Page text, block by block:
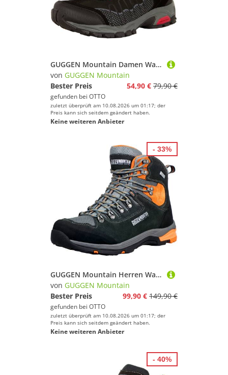
GUGGEN Mountain Damen Wanderschuh T002 Damenwanderschuh Trekkingschuhe Outdoorschuhe Outdoorschuh Wasserabweisend, Verstärkte Schuhspitze, Softshell und Leder Mix
von GUGGEN Mountain
Bester Preis
54,90 € 79,90 €
gefunden bei OTTO
zuletzt überprüft am 10.08.2026 um 01:17; der
Preis kann sich seitdem geändert haben.
Keine weiteren Anbieter
GUGGEN Mountain Herren Wanderstiefel Wanderschuh PM026 Herrenwanderschuh Wanderschuh Wasserabweisend Verstärkte Schuhspitze Bergschuhe Leder
von GUGGEN Mountain
Bester Preis
99,90 € 149,90 €
gefunden bei OTTO
zuletzt überprüft am 10.08.2026 um 01:17; der
Preis kann sich seitdem geändert haben.
Keine weiteren Anbieter
- 33%
- 40%